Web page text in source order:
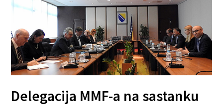
Delegacija MMF-a na sastanku